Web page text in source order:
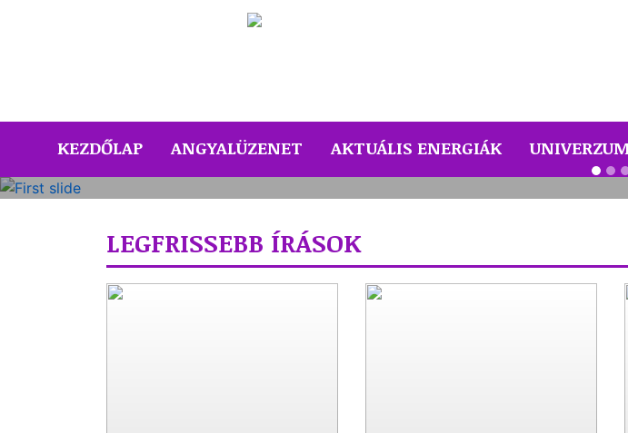
KEZDŐLAP(CURRENT)
ANGYALÜZENET AKTUÁLIS ENERGIÁK
A mai nap Angyal üzenete -
Previous
LEGFRISSEBB ÍRÁSOK